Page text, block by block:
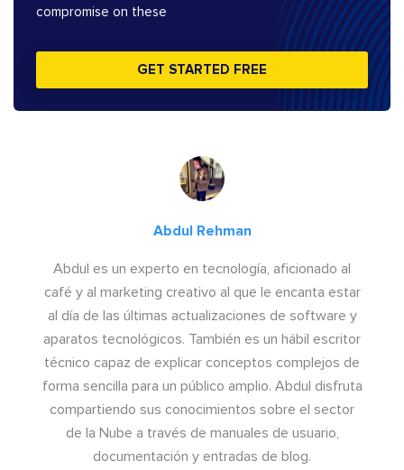
compromise on these
GET STARTED FREE
Abdul Rehman
Abdul es un experto en tecnología, aficionado al
café y al marketing creativo al que le encanta estar
al día de las últimas actualizaciones de software y
aparatos tecnológicos. También es un hábil escritor
técnico capaz de explicar conceptos complejos de
forma sencilla para un público amplio. Abdul disfruta
compartiendo sus conocimientos sobre el sector
de la Nube a través de manuales de usuario,
documentación y entradas de blog.